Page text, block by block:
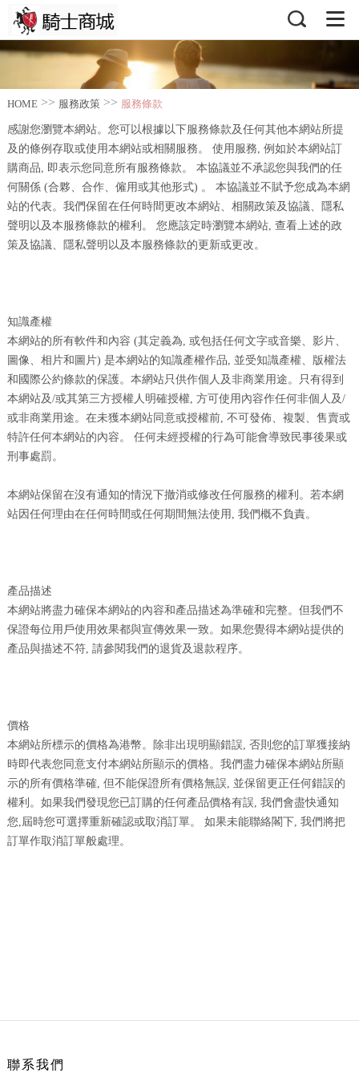
HOME >> 服務政策>> 服務條款
感謝您瀏覽本網站。您可以根據以下服務條款及任何其他本網站所提
及的條例存取或使用本網站或相關服務。 使用服務, 例如於本網站訂
購商品, 即表示您同意所有服務條款。 本協議並不承認您與我們的任
何關係 (合夥、合作、僱用或其他形式) 。 本協議並不賦予您成為本網
站的代表。我們保留在任何時間更改本網站、相關政策及協議、隱私
聲明以及本服務條款的權利。 您應該定時瀏覽本網站, 查看上述的政
策及協議、隱私聲明以及本服務條款的更新或更改。
知識產權
本網站的所有軟件和內容 (其定義為, 或包括任何文字或音樂、影片、
圖像、相片和圖片) 是本網站的知識產權作品, 並受知識產權、版權法
和國際公約條款的保護。本網站只供作個人及非商業用途。只有得到
本網站及/或其第三方授權人明確授權, 方可使用內容作任何非個人及/
或非商業用途。在未獲本網站同意或授權前, 不可發佈、複製、售賣或
特許任何本網站的內容。 任何未經授權的行為可能會導致民事後果或
刑事處罰。
本網站保留在沒有通知的情況下撤消或修改任何服務的權利。若本網
站因任何理由在任何時間或任何期間無法使用, 我們概不負責。
產品描述
本網站將盡力確保本網站的內容和產品描述為準確和完整。但我們不
保證每位用戶使用效果都與宣傳效果一致。如果您覺得本網站提供的
產品與描述不符, 請參閱我們的退貨及退款程序。
價格
本網站所標示的價格為港幣。除非出現明顯錯誤, 否則您的訂單獲接納
時即代表您同意支付本網站所顯示的價格。我們盡力確保本網站所顯
示的所有價格準確, 但不能保證所有價格無誤, 並保留更正任何錯誤的
權利。如果我們發現您已訂購的任何產品價格有誤, 我們會盡快通知
您,屆時您可選擇重新確認或取消訂單。 如果未能聯絡閣下, 我們將把
訂單作取消訂單般處理。
聯系我們